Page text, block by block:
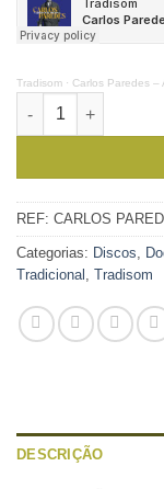
Tradisom · Carlos Paredes –
Quantidade de
REF: CARLOS
Categorias: Discos,
Tradicional , Tradisom
DESCRIÇÃO